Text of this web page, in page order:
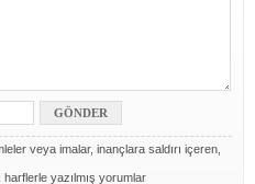
veya imalar, inançlara saldırı içeren,
yazılmış yorumlar